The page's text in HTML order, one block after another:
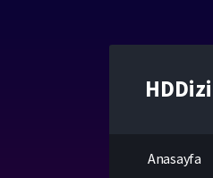
HDDizi
Anasayfa